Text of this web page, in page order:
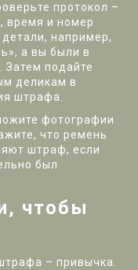
протокол –
время и номер
например,
а вы были в
Затем подайте
деликам в
штрафа.
фотографии
что ремень
штраф, если
был
чтобы
– привычка.